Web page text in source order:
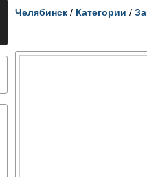
Челябинск / Категории /